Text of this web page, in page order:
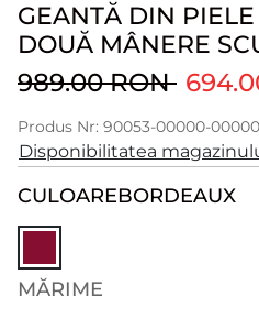
GEANTĂ DIN
DOUĂ MÂNERE
989.00 RON
Produs Nr: 90053-00000-
Disponibilitatea
CULOAREBORDEAUX
MĂRIME